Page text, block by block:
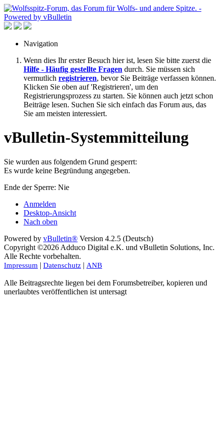
Navigation
Wenn dies Ihr erster Besuch hier ist, lesen Sie bitte zuerst die
Hilfe - Häufig gestellte Fragen durch. Sie müssen sich
vermutlich registrieren, bevor Sie Beiträge verfassen können.
Klicken Sie oben auf 'Registrieren', um den
Registrierungsprozess zu starten. Sie können auch jetzt schon
Beiträge lesen. Suchen Sie sich einfach das Forum aus, das
Sie am meisten interessiert.
vBulletin-Systemmitteilung
Sie wurden aus folgendem Grund gesperrt:
Es wurde keine Begründung angegeben.
Ende der Sperre: Nie
Anmelden
Desktop-Ansicht
Nach oben
Powered by vBulletin® Version 4.2.5 (Deutsch)
Copyright ©2026 Adduco Digital e.K. und vBulletin Solutions, Inc.
Alle Rechte vorbehalten.
Impressum | Datenschutz | ANB
Alle Beitragsrechte liegen bei dem Forumsbetreiber, kopieren und
unerlaubtes veröffentlichen ist untersagt